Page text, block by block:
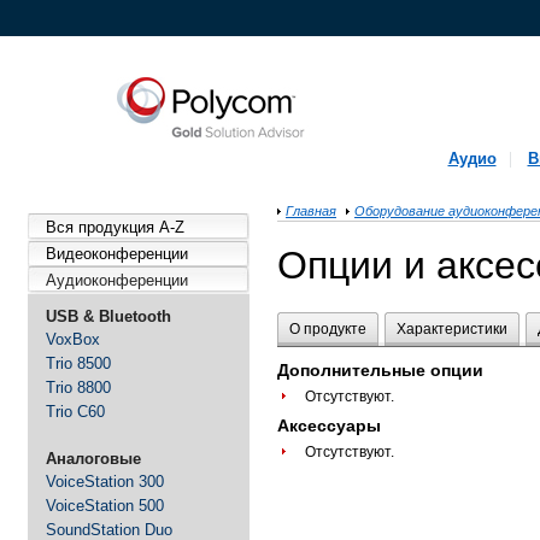
Аудио
Вся продукция A-Z
Видеоконференции
Аудиоконференции
USB & Bluetooth
VoxBox
Trio 8500
Trio 8800
Trio C60
Аналоговые
VoiceStation 300
VoiceStation 500
SoundStation Duo
Главная Оборудование
Опции и
О продукте Характеристики
Дополнительные опции
Отсутствуют.
Аксессуары
Отсутствуют.